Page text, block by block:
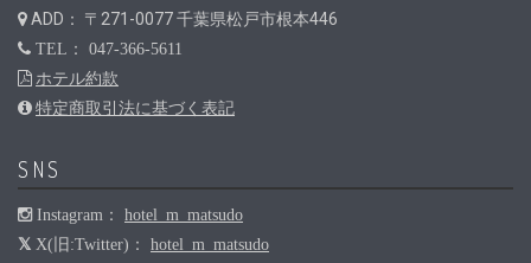
ADD： 〒271-0077 千葉県松戸市根本446
TEL： 047-366-5611
ホテル約款
特定商取引法に基づく表記
SNS
Instagram： hotel_m_matsudo
X(旧:Twitter)： hotel_m_matsudo